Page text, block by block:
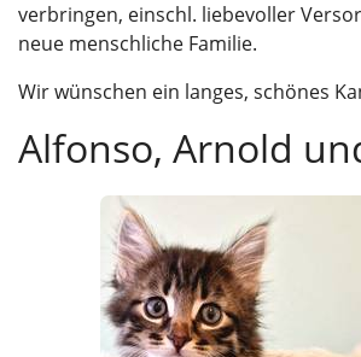
verbringen, einschl. liebevoller
neue menschliche Familie.
Wir wünschen ein langes, schönes
Alfonso, Arnold